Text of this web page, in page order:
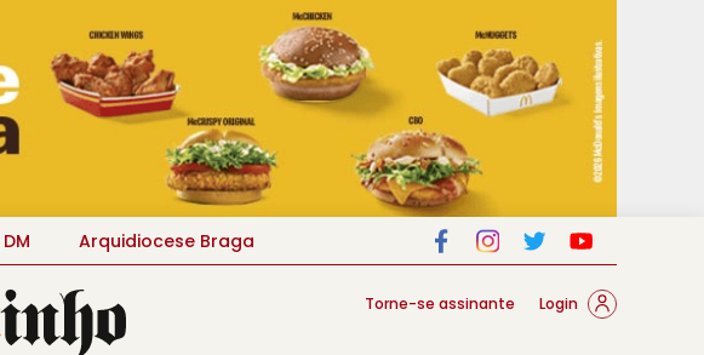
Arquidiocese Braga
Torne-se assinante Login